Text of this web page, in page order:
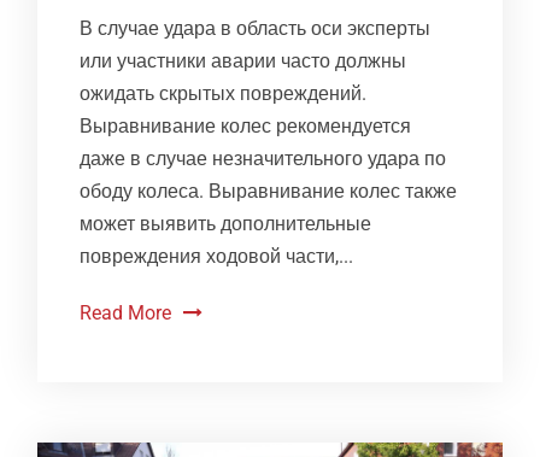
В случае удара в область оси эксперты
или участники аварии часто должны
ожидать скрытых повреждений.
Выравнивание колес рекомендуется
даже в случае незначительного удара по
ободу колеса. Выравнивание колес также
может выявить дополнительные
повреждения ходовой части,...
Read More